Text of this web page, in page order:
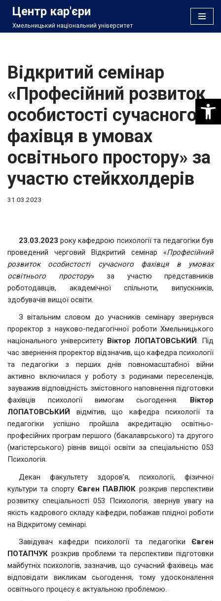
Перейти
Центр кар'єри
Хмельницький національний університет
Відкритий семінар
«Професійний розвиток
особистості сучасного
фахівця в умовах
освітнього простору» за
участю стейкхолдерів
31.03.2023
23.03.2023 року кафедрою психології та педагогіки був
проведений черговий Відкритий семінар «Професійний
розвиток особистості сучасного фахівця в умовах
освітнього простору» за участю представників
роботодавців, академічної спільноти, випускників,
здобувачів вищої освіти.
З вітальним словом до учасників семінару звернувся
проректор з науково-педагогічної роботи Хмельницького
національного університету Віктор ЛОПАТОВСЬКИЙ. Під
час звернення проректор відзначив, що кафедра психології
та педагогіки з перших днів повномасштабної війни
активно включилася у роботу з родинами переселенців,
зауважив відповідність змістовного наповнення підготовки
фахівців психології вимогам сьогодення. Віктор
ЛОПАТОВСЬКИЙ відмітив, що кафедра психології та
педагогіки успішно пройшла акредитацію освітньо-
професійних програм першого (бакалаврського) та другого
(магістерського) рівнів вищої освіти за спеціальністю 053
Психологія.
Декан факультету здоров’я, психології, фізичної
культури та спорту Євген ПАВЛЮК розкрив перспективи
розвитку спеціальності 053 Психологія, звернув увагу на
якість кадрового складу кафедри, побажав плідної роботи
на Відкритому семінарі.
Завідувач кафедри психології та педагогіки Євген
ПОТАПЧУК розкрив проблеми та перспективи підготовки
майбутніх психологів, зазначив, що сучасний фахівець має
відповідати викликам сьогодення, тому удосконалення
освітнього процесу є актуальною проблемою.